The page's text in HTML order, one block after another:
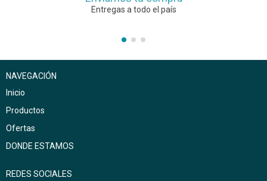
Entregas a todo el país
NAVEGACIÓN
Inicio
Productos
Ofertas
DONDE ESTAMOS
REDES SOCIALES